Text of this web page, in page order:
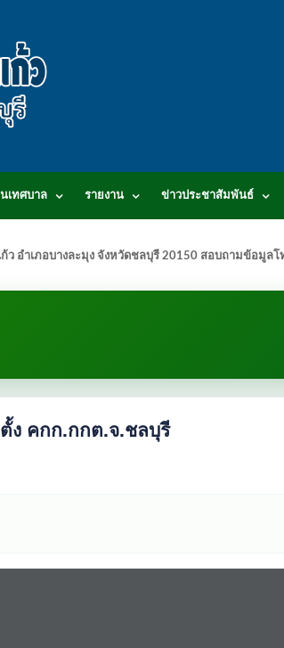
เทศบาล รายงาน ข่าวประชาสัมพันธ์
ว อำเภอบางละมุง จังหวัดชลบุรี 20150 สอบถามข้อมูลโ
ง คกก.กกต.จ.ชลบุรี